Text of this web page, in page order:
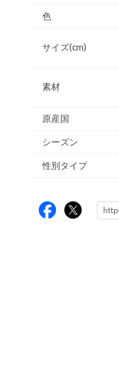
色
サイズ(cm)
素材
原産国
シーズン
性別タイプ